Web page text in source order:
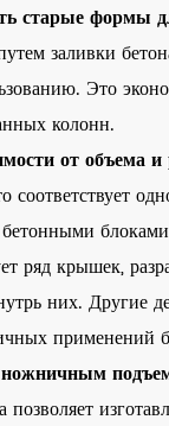
старые
заливки
Это
колонн.
от объема и
ряд крышек,
них. Другие
применений